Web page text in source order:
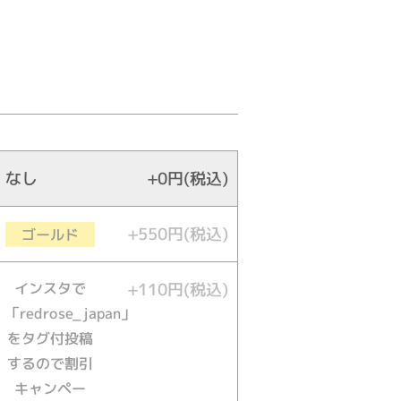
なし +0円(税込)
ゴールド +550円(税込)
インスタで
「redrose_japan」
をタグ付投稿
するので割引
キャンペー
+110円(税込)